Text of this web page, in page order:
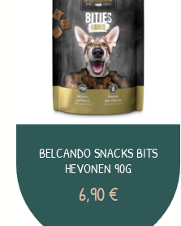
BELCANDO SNACKS BITS
HEVONEN 90G
6,90€